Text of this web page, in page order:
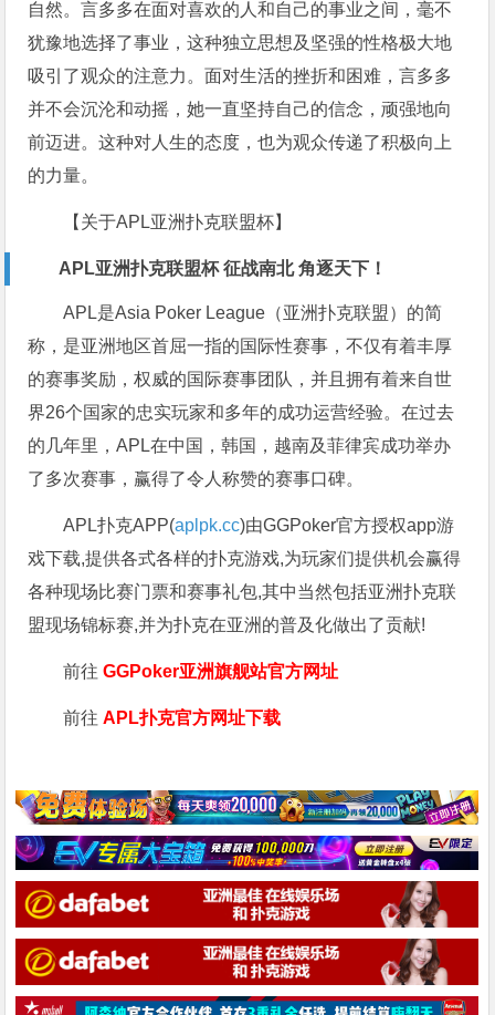
自然。言多多在面对喜欢的人和自己的事业之间，毫不
犹豫地选择了事业，这种独立思想及坚强的性格极大地
吸引了观众的注意力。面对生活的挫折和困难，言多多
并不会沉沦和动摇，她一直坚持自己的信念，顽强地向
前迈进。这种对人生的态度，也为观众传递了积极向上
的力量。
【关于APL亚洲扑克联盟杯】
APL亚洲扑克联盟杯 征战南北 角逐天下！
APL是Asia Poker League（亚洲扑克联盟）的简
称，是亚洲地区首屈一指的国际性赛事，不仅有着丰厚
的赛事奖励，权威的国际赛事团队，并且拥有着来自世
界26个国家的忠实玩家和多年的成功运营经验。在过去
的几年里，APL在中国，韩国，越南及菲律宾成功举办
了多次赛事，赢得了令人称赞的赛事口碑。
APL扑克APP(aplpk.cc)由GGPoker官方授权app游
戏下载,提供各式各样的扑克游戏,为玩家们提供机会赢得
各种现场比赛门票和赛事礼包,其中当然包括亚洲扑克联
盟现场锦标赛,并为扑克在亚洲的普及化做出了贡献!
前往GGPoker亚洲旗舰站官方网址
前往APL扑克官方网址下载